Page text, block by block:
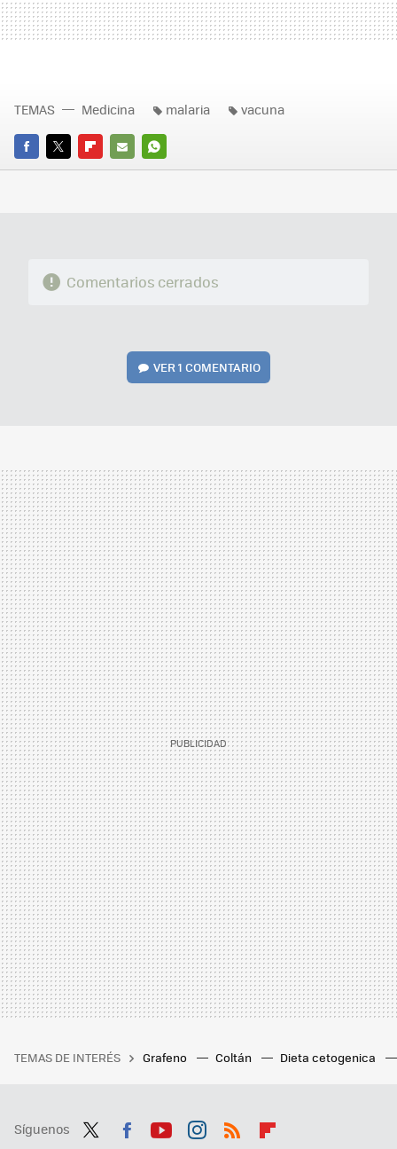
FACEBOOK
TWITTERFLIPBOARD
E-
WHATSAPP
TEMAS Medicina malaria vacuna
Comentarios cerrados
VER1 COMENTARIO
TEMAS DE INTERÉS Grafeno Coltán Dieta cetogenica
Síguenos